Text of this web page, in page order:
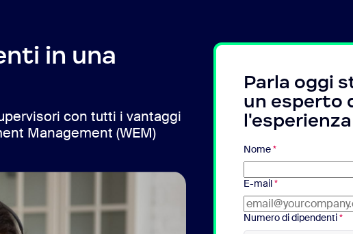
in una
con tutti i vantaggi
Management (WEM)
Parla oggi
un esperto
Nome*
E-mail*
Numero di dipendenti*